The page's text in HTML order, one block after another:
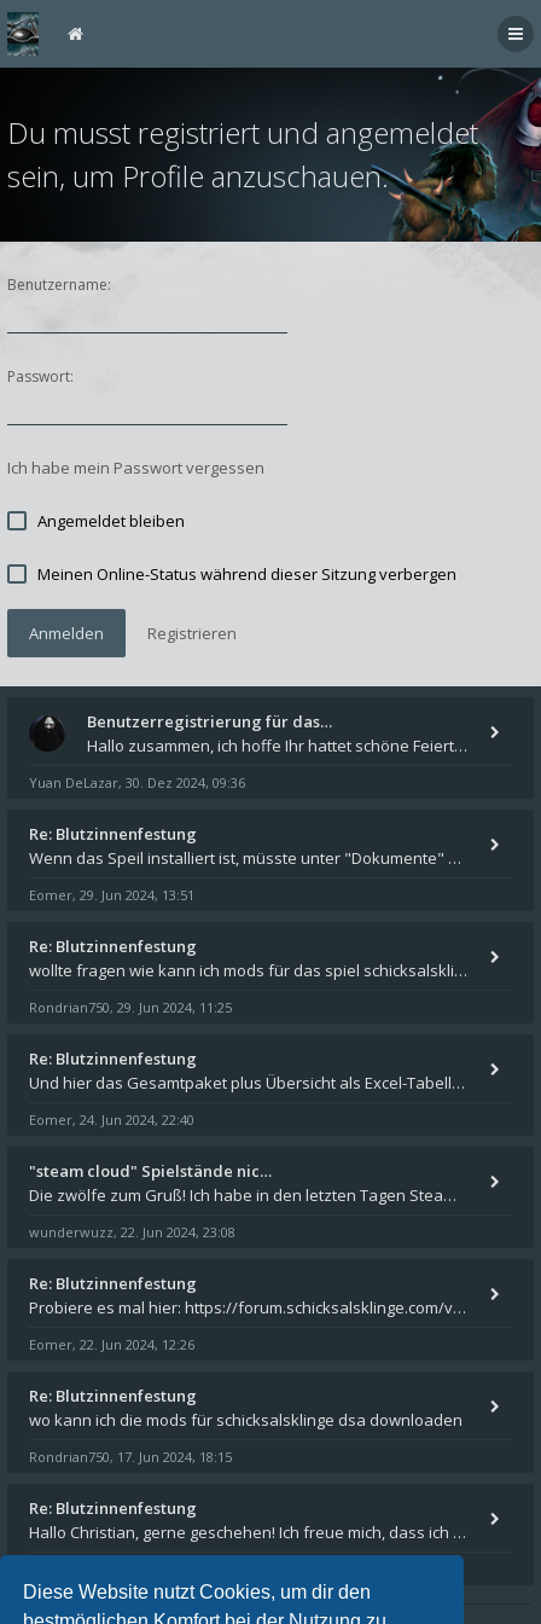
Diese Website nutzt Cookies, um dir den
Du musst registriert und angemeldet
sein, um Profile anzuschauen.
Benutzername:
Passwort:
Ich habe mein Passwort vergessen
Angemeldet bleiben
Meinen Online-Status während dieser Sitzung verbergen
Anmelden Registrieren
Benutzerregistrierung für das…
Hallo zusammen, ich hoffe Ihr hattet schöne Feiertage und kommt auch gut ins neue Jahr. Ich schreibe hier kurz zur Infor
Yuan DeLazar, 30. Dez 2024, 09:36
Re: Blutzinnenfestung
Wenn das Speil installiert ist, müsste unter "Dokumente" auf Deinem Rechner ein Verzeichnis "blade of destiny" sein. Dar
Eomer, 29. Jun 2024, 13:51
Re: Blutzinnenfestung
wollte fragen wie kann ich mods für das spiel schicksalsklinge in das spieleverzeichnis kopieren und in welches
Rondrian750, 29. Jun 2024, 11:25
Re: Blutzinnenfestung
Und hier das Gesamtpaket plus Übersicht als Excel-Tabelle: https://forum.schicksalsklinge.com/viewtopic.php?f=239&t=156
Eomer, 24. Jun 2024, 22:40
"steam cloud" Spielstände nic…
Die zwölfe zum Gruß! Ich habe in den letzten Tagen Steam auf meinem Desktop PC mit Windows 11 installiert und über Steam
wunderwuzz, 22. Jun 2024, 23:08
Re: Blutzinnenfestung
Probiere es mal hier: https://forum.schicksalsklinge.com/viewtopic.php?f=239&t=15661
Eomer, 22. Jun 2024, 12:26
Re: Blutzinnenfestung
wo kann ich die mods für schicksalsklinge dsa downloaden
Rondrian750, 17. Jun 2024, 18:15
Re: Blutzinnenfestung
Hallo Christian, gerne geschehen! Ich freue mich, dass ich Dir weiterhelfen konnte - und das Forum weiter "lebt". Denn